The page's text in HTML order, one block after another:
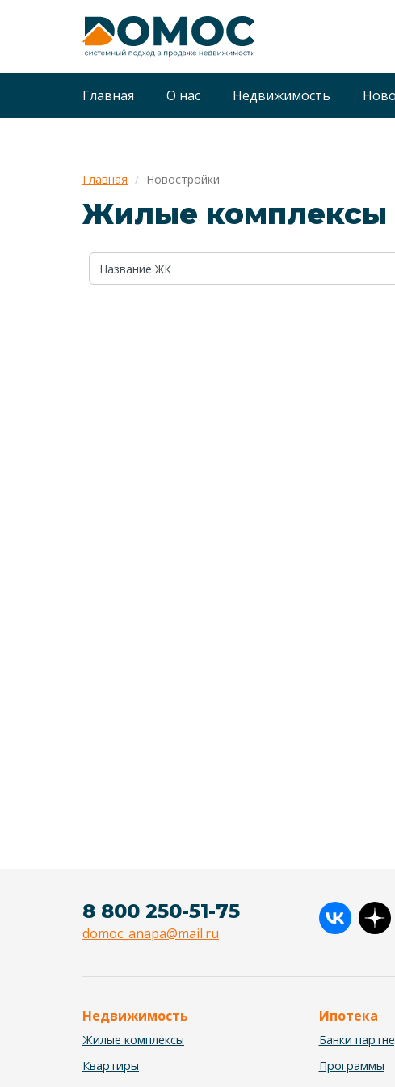
Главная О нас Недвижимость
Главная Новостройки
Жилые комплексы
8 800 250-51-75
domoc_anapa@mail.ru
Недвижимость
Жилые комплексы
Квартиры
Ипотека
Банки
Программы